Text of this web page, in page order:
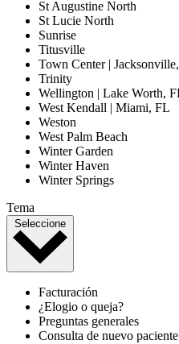
St Augustine North
St Lucie North
Sunrise
Titusville
Town Center |
Trinity
Wellington | Lake Worth,
West Kendall | Miami, FL
Weston
West Palm Beach
Winter Garden
Winter Haven
Winter Springs
Tema
Seleccione
Facturación
¿Elogio o queja?
Preguntas generales
Consulta de nuevo paciente